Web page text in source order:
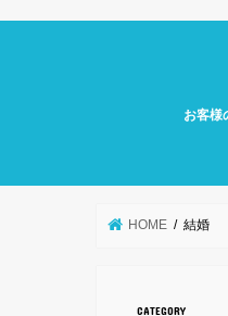
お客様
HOME 結婚